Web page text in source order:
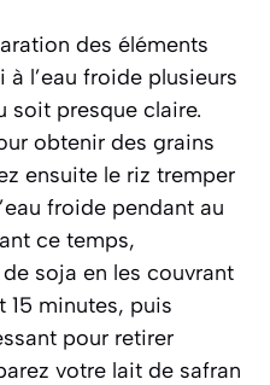
des éléments
l’eau froide plusieurs
soit presque claire.
obtenir des grains
ensuite le riz tremper
froide pendant au
ce temps,
soja en les couvrant
15 minutes, puis
pour retirer
votre lait de safran